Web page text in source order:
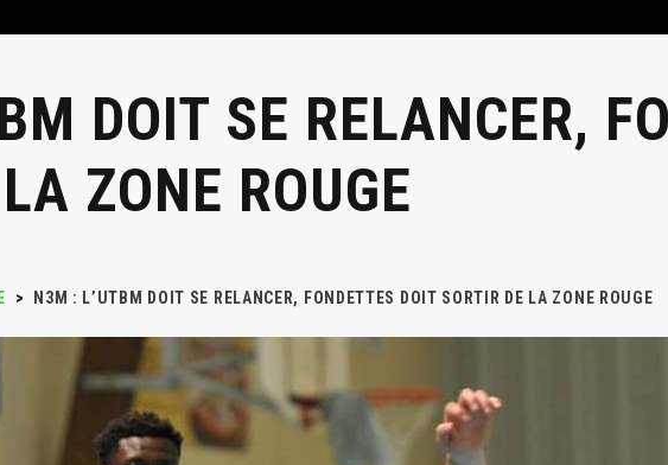
DOIT SE RELANCER,
ZONE ROUGE
> N3M : L’UTBM DOIT SE RELANCER, FONDETTES DOIT SORTIR DE LA ZONE ROUGE